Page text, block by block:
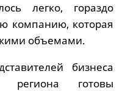
легко, гораздо
компанию, которая
объемами.
бизнеса
региона готовы